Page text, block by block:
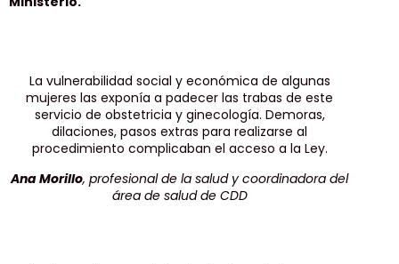
La vulnerabilidad social y económica de algunas
mujeres las exponía a padecer las trabas de este
servicio de obstetricia y ginecología. Demoras,
dilaciones, pasos extras para realizarse al
procedimiento complicaban el acceso a la Ley.
Ana Morillo, profesional de la salud y coordinadora del
área de salud de CDD